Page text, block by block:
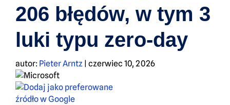
206 błędów, w tym 3
luki typu zero-day
autor: Pieter Arntz | czerwiec 10, 2026